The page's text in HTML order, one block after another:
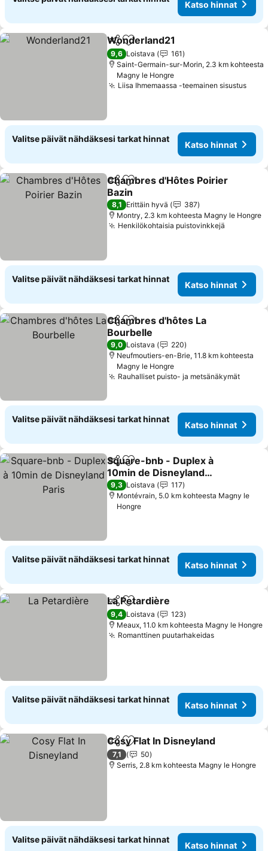
Katso hinnat
Jaa Lisää suosikkeihin
Wonderland21
9,6 Loistava
161
Saint-Germain-sur-Morin, 2.3 km kohteesta
Magny le Hongre
Liisa Ihmemaassa -teemainen sisustus
Valitse päivät nähdäksesi tarkat hinnat
Katso hinnat
Jaa Lisää suosikkeihin
Chambres d'Hôtes Poirier
Bazin
Katso hinnat
8,1 Erittäin hyvä
387
Montry, 2.3 km kohteesta Magny le Hongre
Henkilökohtaisia puistovinkkejä
Valitse päivät nähdäksesi tarkat hinnat
Katso hinnat
Jaa Lisää suosikkeihin
Chambres d'hôtes La
Bourbelle
Katso hinnat
9,0 Loistava
220
Neufmoutiers-en-Brie, 11.8 km kohteesta
Magny le Hongre
Rauhalliset puisto- ja metsänäkymätKatso
Valitse päivät nähdäksesi tarkat hinnat
Katso hinnat
Jaa Lisää suosikkeihin
Square-bnb - Duplex à
10min de Disneyland
Paris
Katso hinnat
9,3 Loistava
117
Montévrain, 5.0 km kohteesta Magny le
Hongre
Valitse päivät nähdäksesi tarkat hinnat
Katso hinnat
Jaa Lisää suosikkeihin
La Petardière
9,4 Loistava
123
Meaux, 11.0 km kohteesta Magny le Hongre
Romanttinen puutarhakeidasKatso
Valitse päivät nähdäksesi tarkat hinnat
Katso hinnat
Jaa Lisää suosikkeihin
Cosy Flat In Disneyland
7,1
50
Serris, 2.8 km kohteesta Magny le Hongre
Valitse päivät nähdäksesi tarkat hinnat
Katso hinnat